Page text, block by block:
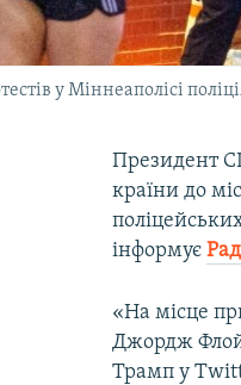
у Міннеаполісі
Президент
країни до
інформує
«На місце
Джордж
Трамп у